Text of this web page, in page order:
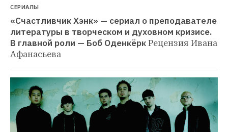
СЕРИАЛЫ
«Счастливчик Хэнк» — сериал о преподавателе
литературы в творческом и духовном кризисе.
В главной роли — Боб ОденкёркРецензия Ивана
Афанасьева